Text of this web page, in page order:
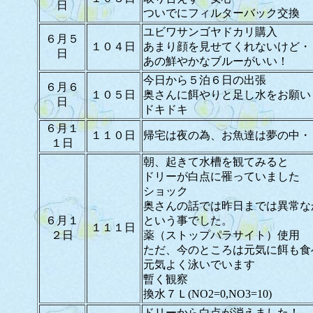
日
ついでにフィルターバック交換
６月５
日
１０４日
ユビワサンゴヤドカリ購入
あまり顔を見せてくれないけど・
あの鮮やかなブルーがいい！
６月６
日
１０５日
今日から５泊６日の出張
奥さんに餌やりと足し水をお願
ドキドキ
６月１
１日
１１０日 帰宅は夜の為、お魚達は夢の中・
６月１
２日
１１１日
朝、起きて水槽を観てみると
ドリーが白点に罹っていました
ショック
奥さんの話では昨日までは異常
という事でした。
薬（ストップパラサイト）使用
ただ、今のところは元気に餌も食
元気よく泳いでいます
暫く観察
換水７Ｌ(NO2=0,NO3=10)